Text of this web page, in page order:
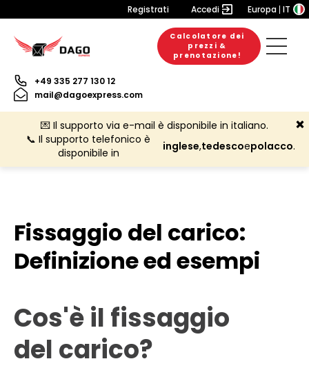
Registrati Accedi Europa IT
Calcolatore dei
prezzi &
prenotazione!
+49 335 277 130 12
mail@dagoexpress.com
💌 Il supporto via e-mail è disponibile in italiano.
📞 Il supporto telefonico è
disponibile in
inglese,tedescoepolacco.
Fissaggio del carico:
Definizione ed esempi
Cos'è il fissaggio
del carico?